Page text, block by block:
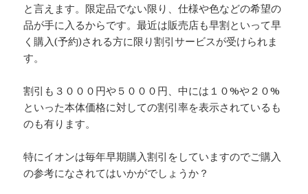
と言えます。限定品でない限り、仕様や色などの希望の
品が手に入るからです。最近は販売店も早割といって早
く購入(予約)される方に限り割引サービスが受けられま
す。
割引も３０００円や５０００円、中には１０%や２０%
といった本体価格に対しての割引率を表示されているも
のも有ります。
特にイオンは毎年早期購入割引をしていますのでご購入
の参考になされてはいかがでしょうか？